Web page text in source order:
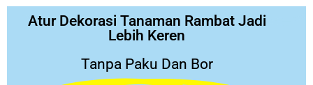
Atur Dekorasi Tanaman Rambat Jadi
Lebih Keren
Tanpa Paku Dan Bor